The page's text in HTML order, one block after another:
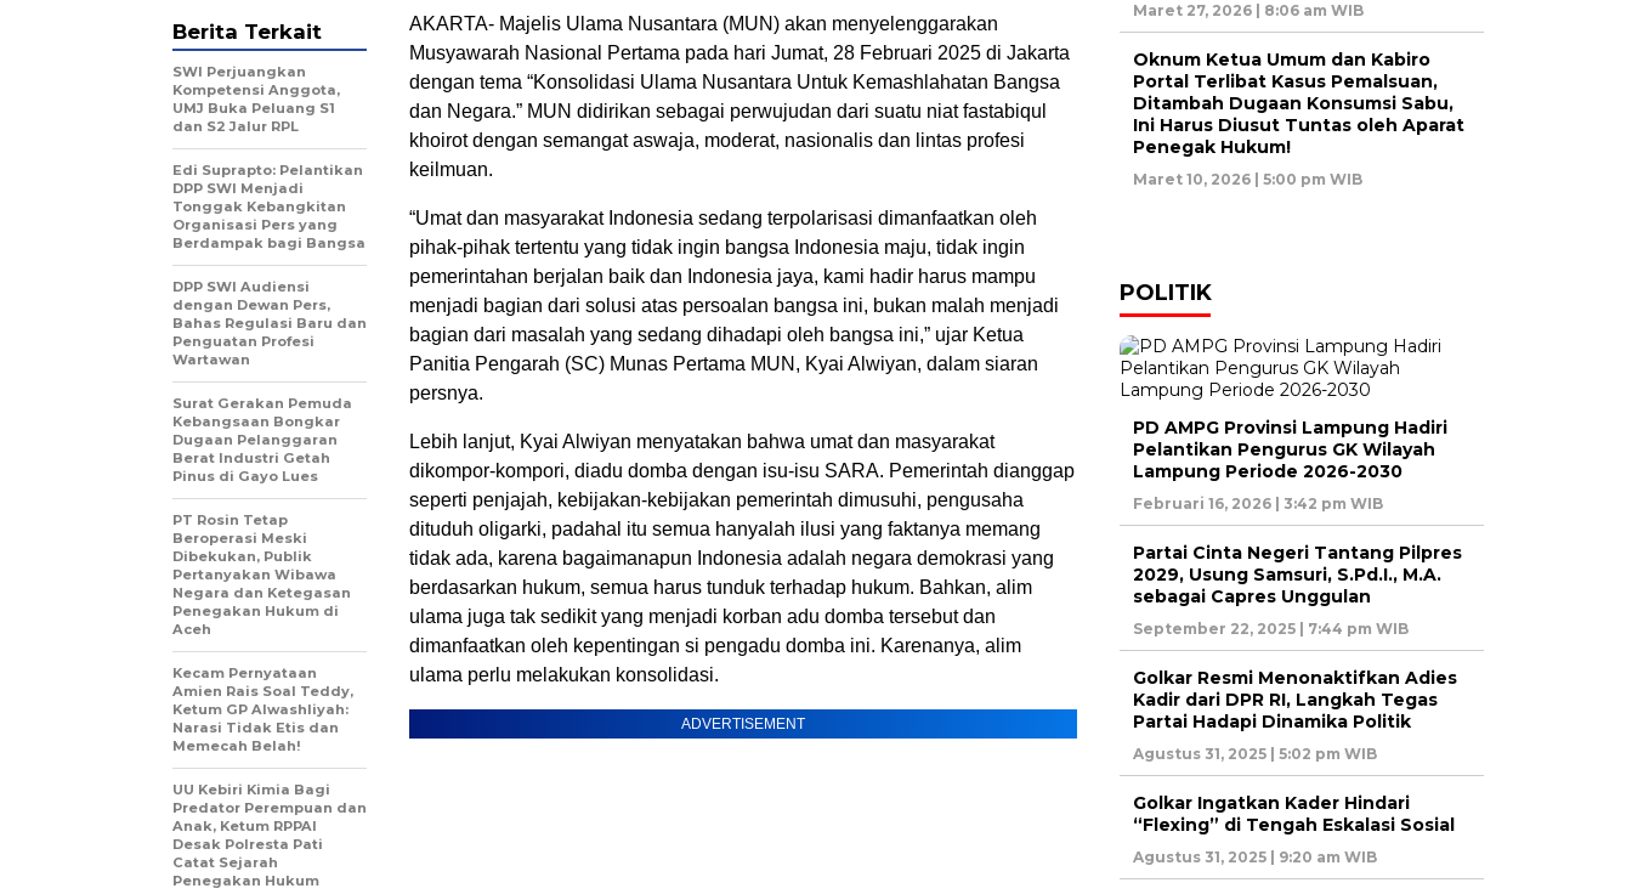
AKARTA- Majelis Ulama Nusantara (MUN) akan menyelenggarakan
Musyawarah Nasional Pertama pada hari Jumat, 28 Februari 2025 di Jakarta
dengan tema “Konsolidasi Ulama Nusantara Untuk Kemashlahatan Bangsa
dan Negara.” MUN didirikan sebagai perwujudan dari suatu niat fastabiqul
khoirot dengan semangat aswaja, moderat, nasionalis dan lintas profesi
keilmuan.
“Umat dan masyarakat Indonesia sedang terpolarisasi dimanfaatkan oleh
pihak-pihak tertentu yang tidak ingin bangsa Indonesia maju, tidak ingin
pemerintahan berjalan baik dan Indonesia jaya, kami hadir harus mampu
menjadi bagian dari solusi atas persoalan bangsa ini, bukan malah menjadi
bagian dari masalah yang sedang dihadapi oleh bangsa ini,” ujar Ketua
Panitia Pengarah (SC) Munas Pertama MUN, Kyai Alwiyan, dalam siaran
persnya.
Lebih lanjut, Kyai Alwiyan menyatakan bahwa umat dan masyarakat
dikompor-kompori, diadu domba dengan isu-isu SARA. Pemerintah dianggap
seperti penjajah, kebijakan-kebijakan pemerintah dimusuhi, pengusaha
dituduh oligarki, padahal itu semua hanyalah ilusi yang faktanya memang
tidak ada, karena bagaimanapun Indonesia adalah negara demokrasi yang
berdasarkan hukum, semua harus tunduk terhadap hukum. Bahkan, alim
ulama juga tak sedikit yang menjadi korban adu domba tersebut dan
dimanfaatkan oleh kepentingan si pengadu domba ini. Karenanya, alim
ulama perlu melakukan konsolidasi.
ADVERTISEMENT
Berita Terkait
SWI Perjuangkan
Kompetensi Anggota,
UMJ Buka Peluang S1
dan S2 Jalur RPL
Edi Suprapto: Pelantikan
DPP SWI Menjadi
Tonggak Kebangkitan
Organisasi Pers yang
Berdampak bagi Bangsa
DPP SWI Audiensi
dengan Dewan Pers,
Bahas Regulasi Baru dan
Penguatan Profesi
Wartawan
Surat Gerakan Pemuda
Kebangsaan Bongkar
Dugaan Pelanggaran
Berat Industri Getah
Pinus di Gayo Lues
PT Rosin Tetap
Beroperasi Meski
Dibekukan, Publik
Pertanyakan Wibawa
Negara dan Ketegasan
Penegakan Hukum di
Aceh
Kecam Pernyataan
Amien Rais Soal Teddy,
Ketum GP Alwashliyah:
Narasi Tidak Etis dan
Memecah Belah!
UU Kebiri Kimia Bagi
Predator Perempuan dan
Anak, Ketum RPPAI
Desak Polresta Pati
Catat Sejarah
Penegakan Hukum
Maret 27, 2026 | 8:06 am WIB
Oknum Ketua Umum dan Kabiro
Portal Terlibat Kasus Pemalsuan,
Ditambah Dugaan Konsumsi Sabu,
Ini Harus Diusut Tuntas oleh Aparat
Penegak Hukum!
Maret 10, 2026 | 5:00 pm WIB
POLITIK
PD AMPG Provinsi Lampung Hadiri
Pelantikan Pengurus GK Wilayah
Lampung Periode 2026-2030
Februari 16, 2026 | 3:42 pm WIB
Partai Cinta Negeri Tantang Pilpres
2029, Usung Samsuri, S.Pd.I., M.A.
sebagai Capres Unggulan
September 22, 2025 | 7:44 pm WIB
Golkar Resmi Menonaktifkan Adies
Kadir dari DPR RI, Langkah Tegas
Partai Hadapi Dinamika Politik
Agustus 31, 2025 | 5:02 pm WIB
Golkar Ingatkan Kader Hindari
“Flexing” di Tengah Eskalasi Sosial
Agustus 31, 2025 | 9:20 am WIB